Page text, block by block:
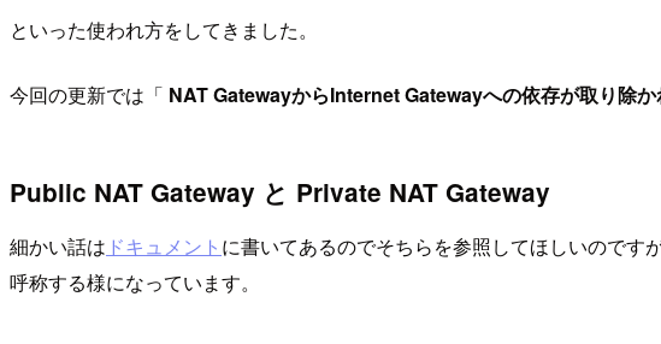
といった使われ方をしてきました。
今回の更新では「 NAT GatewayからInternet Gatewayへの依存が取り除か
Public NAT Gateway と Private NAT Gateway
細かい話は ドキュメント に書いてあるのでそちらを参照してほしいのです
呼称する様になっています。